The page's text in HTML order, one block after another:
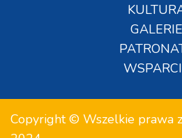
GALERIE
Copyright © Wszelkie prawa